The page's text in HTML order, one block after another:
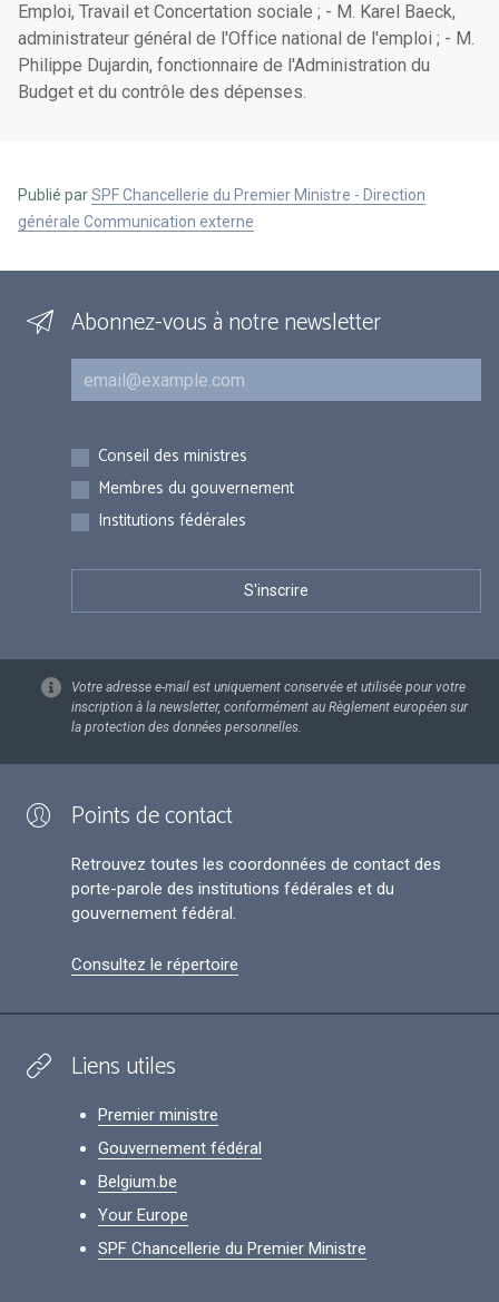
Emploi, Travail et Concertation sociale ; - M. Karel Baeck,
administrateur général de l'Office national de l'emploi ; - M.
Philippe Dujardin, fonctionnaire de l'Administration du
Budget et du contrôle des dépenses.
Publié parSPF Chancellerie du Premier Ministre - Direction
générale Communication externe
Abonnez-vous à notre newsletter
Courriel
Inscriptions
Conseil des ministres
Membres du gouvernement
Institutions fédérales
Votre adresse e-mail est uniquement conservée et utilisée pour votre
inscription à la newsletter, conformément au Règlement européen sur
la protection des données personnelles.
Points de contact
Retrouvez toutes les coordonnées de contact des
porte-parole des institutions fédérales et du
gouvernement fédéral.
Consultez le répertoire
Liens utiles
Premier ministre
Gouvernement fédéral
Belgium.be
Your Europe
SPF Chancellerie du Premier Ministre